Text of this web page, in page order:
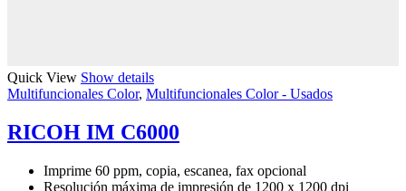
Quick View Show details
Multifuncionales Color, Multifuncionales Color - Usados
RICOH IM C6000
Imprime 60 ppm, copia, escanea, fax opcional
Resolución máxima de impresión de 1200 x 1200 dpi